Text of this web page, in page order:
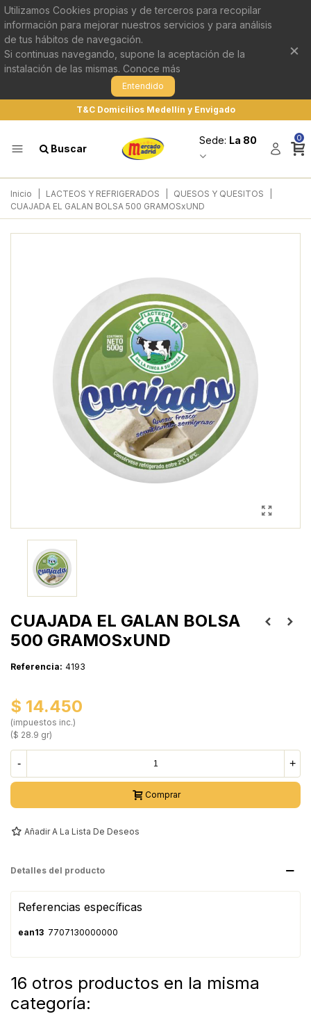
Utilizamos Cookies propias y de terceros para recopilar
información para mejorar nuestros servicios y para análisis
de tus hábitos de navegación.
Si continuas navegando, supone la aceptación de la
instalación de las mismas. Conoce más
Entendido
×
T&C Domicilios Medellín y Envigado
Buscar
Sede: La 80 0
Inicio LACTEOS Y REFRIGERADOS QUESOS Y QUESITOS
CUAJADA EL GALAN BOLSA 500 GRAMOSxUND
CUAJADA EL GALAN BOLSA
500 GRAMOSxUND
Referencia: 4193
$ 14.450
(impuestos inc.)
($ 28.9 gr)
- +
Comprar
Añadir A La Lista De Deseos
Detalles del producto
Referencias específicas
ean13 7707130000000
16 otros productos en la misma
categoría: